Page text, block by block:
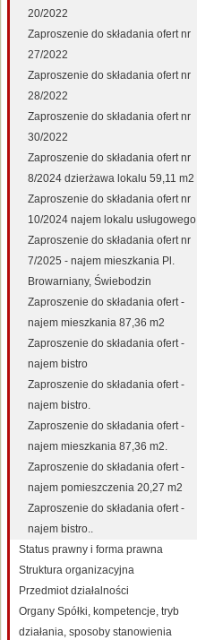
20/2022
Zaproszenie do składania ofert nr
27/2022
Zaproszenie do składania ofert nr
28/2022
Zaproszenie do składania ofert nr
30/2022
Zaproszenie do składania ofert nr
8/2024 dzierżawa lokalu 59,11 m2
Zaproszenie do składania ofert nr
10/2024 najem lokalu usługowego
Zaproszenie do składania ofert nr
7/2025 - najem mieszkania Pl.
Browarniany, Świebodzin
Zaproszenie do składania ofert -
najem mieszkania 87,36 m2
Zaproszenie do składania ofert -
najem bistro
Zaproszenie do składania ofert -
najem bistro.
Zaproszenie do składania ofert -
najem mieszkania 87,36 m2.
Zaproszenie do składania ofert -
najem pomieszczenia 20,27 m2
Zaproszenie do składania ofert -
najem bistro..
Status prawny i forma prawna
Struktura organizacyjna
Przedmiot działalności
Organy Spółki, kompetencje, tryb
działania, sposoby stanowienia